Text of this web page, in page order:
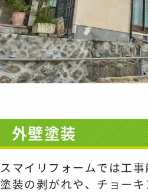
外壁塗装
スマイリフォームでは工事
塗装の剥がれや、チョーキ